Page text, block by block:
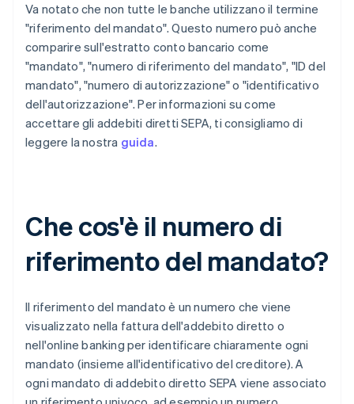
Va notato che non tutte le banche utilizzano il termine
"riferimento del mandato". Questo numero può anche
comparire sull'estratto conto bancario come
"mandato", "numero di riferimento del mandato", "ID del
mandato", "numero di autorizzazione" o "identificativo
dell'autorizzazione". Per informazioni su come
accettare gli addebiti diretti SEPA, ti consigliamo di
leggere la nostra guida.
Che cos'è il numero di
riferimento del mandato?
Il riferimento del mandato è un numero che viene
visualizzato nella fattura dell'addebito diretto o
nell'online banking per identificare chiaramente ogni
mandato (insieme all'identificativo del creditore). A
ogni mandato di addebito diretto SEPA viene associato